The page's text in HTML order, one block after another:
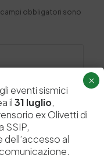
campi obbligatori sono
eventi sismici
il31 luglio,
ex Olivetti di
SSIP,
dell’accesso al
×